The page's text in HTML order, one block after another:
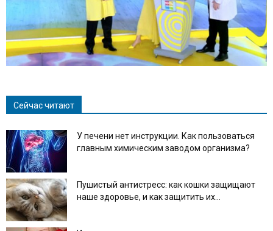
Сейчас читают
У печени нет инструкции. Как пользоваться
главным химическим заводом организма?
Пушистый антистресс: как кошки защищают
наше здоровье, и как защитить их...